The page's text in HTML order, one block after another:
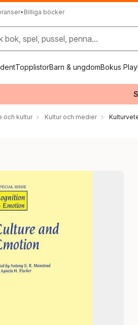
• Billiga böcker
bok, spel, pussel, penna...
TopplistorBarn & ungdomBokus Play
och kultur Kultur och medier